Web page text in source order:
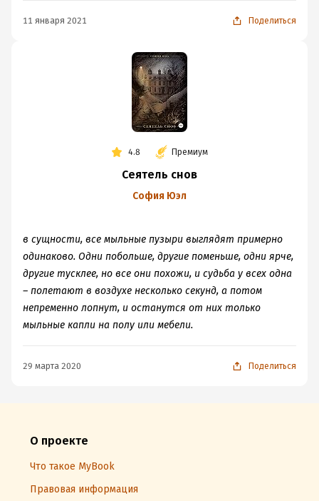
11 января 2021 Поделиться
4.8 Премиум
Сеятель снов
София Юэл
в сущности, все мыльные пузыри выглядят примерно
одинаково. Одни побольше, другие поменьше, одни ярче,
другие тусклее, но все они похожи, и судьба у всех одна
– полетают в воздухе несколько секунд, а потом
непременно лопнут, и останутся от них только
мыльные капли на полу или мебели.
29 марта 2020 Поделиться
О проекте
Что такое MyBook
Правовая информация